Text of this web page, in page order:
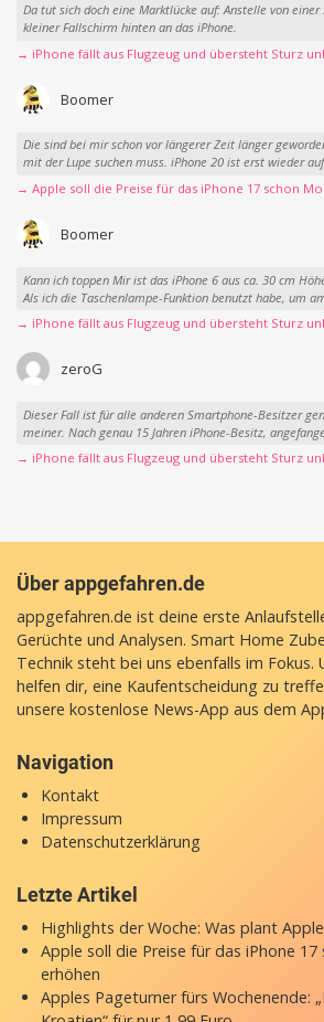
Da tut sich doch eine Marktlücke auf: Anstelle von
kleiner Fallschirm hinten an das iPhone.
→ iPhone fällt aus Flugzeug und übersteht Sturz
Boomer
Die sind bei mir schon vor längerer Zeit länger
mit der Lupe suchen muss. iPhone 20 ist erst wieder
→ Apple soll die Preise für das iPhone 17 schon
Boomer
Kann ich toppen Mir ist das iPhone 6 aus ca. 30 cm
Als ich die Taschenlampe-Funktion benutzt habe, um am
→ iPhone fällt aus Flugzeug und übersteht Sturz
zeroG
Dieser Fall ist für alle anderen Smartphone-Besitzer
meiner. Nach genau 15 Jahren iPhone-Besitz,
→ iPhone fällt aus Flugzeug und übersteht Sturz
Über appgefahren.de
appgefahren.de ist deine erste
Gerüchte und Analysen. Smart Home
Technik steht bei uns ebenfalls im Fokus.
helfen dir, eine Kaufentscheidung zu
unsere kostenlose News-App aus dem
Navigation
Kontakt
Impressum
Datenschutzerklärung
Letzte Artikel
Highlights der Woche: Was plant
Apple soll die Preise für das iPhone
erhöhen
Apples Pageturner fürs Wochenende: